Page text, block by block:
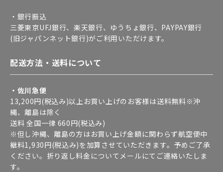
・銀行振込
三菱東京UFJ銀行、楽天銀行、ゆうちょ銀行、PAYPAY銀行
(旧ジャパンネット銀行)がご利用いただけます。
配送方法・送料について
・佐川急便
13,200円(税込み)以上お買い上げのお客様は送料無料※沖
縄、離島は除く
送料 全国一律 660円(税込み)
※但し沖縄、離島の方はお買い上げ金額に関わらず航空便中
継料1,930円(税込み)を加算させていただきます。予めご了承
ください。折り返し料金についてメールにてご連絡いたしま
す。